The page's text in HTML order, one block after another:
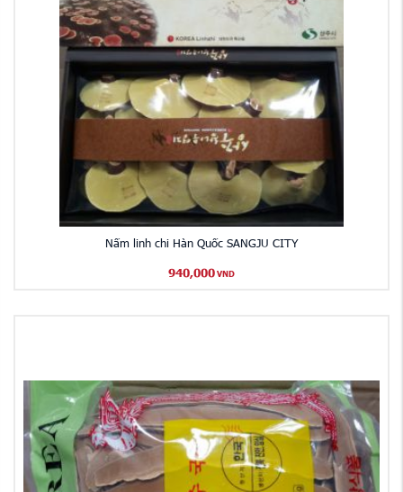
Nấm linh chi Hàn Quốc SANGJU CITY
940,000 VND